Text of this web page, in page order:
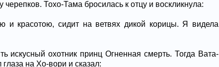
Тохо-Тама бросилась к отцу и воскликнула:
и красотою, сидит на ветвях дикой корицы. Я видела
искусный охотник принц Огненная смерть. Тогда Вата-
на Хо-вори и сказал: